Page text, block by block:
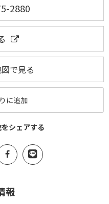
2880
で見る
に追加
シェアする
報